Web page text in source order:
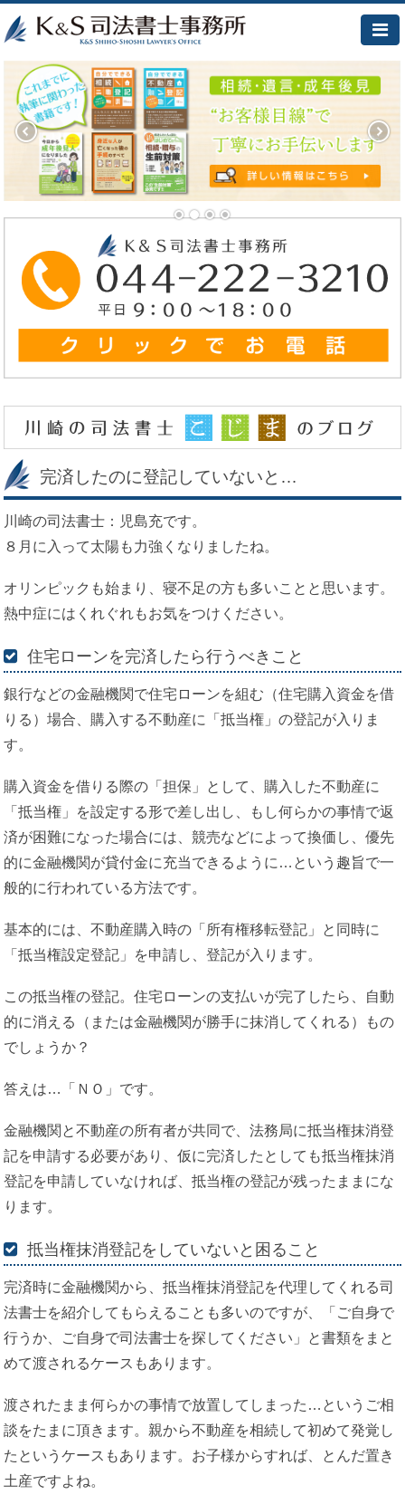
完済したのに登記していないと…
川崎の司法書士：児島充です。
８月に入って太陽も力強くなりましたね。
オリンピックも始まり、寝不足の方も多いことと思います。
熱中症にはくれぐれもお気をつけください。
住宅ローンを完済したら行うべきこと
銀行などの金融機関で住宅ローンを組む（住宅購入資金を借
りる）場合、購入する不動産に「抵当権」の登記が入りま
す。
購入資金を借りる際の「担保」として、購入した不動産に
「抵当権」を設定する形で差し出し、もし何らかの事情で返
済が困難になった場合には、競売などによって換価し、優先
的に金融機関が貸付金に充当できるように…という趣旨で一
般的に行われている方法です。
基本的には、不動産購入時の「所有権移転登記」と同時に
「抵当権設定登記」を申請し、登記が入ります。
この抵当権の登記。住宅ローンの支払いが完了したら、自動
的に消える（または金融機関が勝手に抹消してくれる）もの
でしょうか？
答えは…「ＮＯ」です。
金融機関と不動産の所有者が共同で、法務局に抵当権抹消登
記を申請する必要があり、仮に完済したとしても抵当権抹消
登記を申請していなければ、抵当権の登記が残ったままにな
ります。
抵当権抹消登記をしていないと困ること
完済時に金融機関から、抵当権抹消登記を代理してくれる司
法書士を紹介してもらえることも多いのですが、「ご自身で
行うか、ご自身で司法書士を探してください」と書類をまと
めて渡されるケースもあります。
渡されたまま何らかの事情で放置してしまった…というご相
談をたまに頂きます。親から不動産を相続して初めて発覚し
たというケースもあります。お子様からすれば、とんだ置き
土産ですよね。